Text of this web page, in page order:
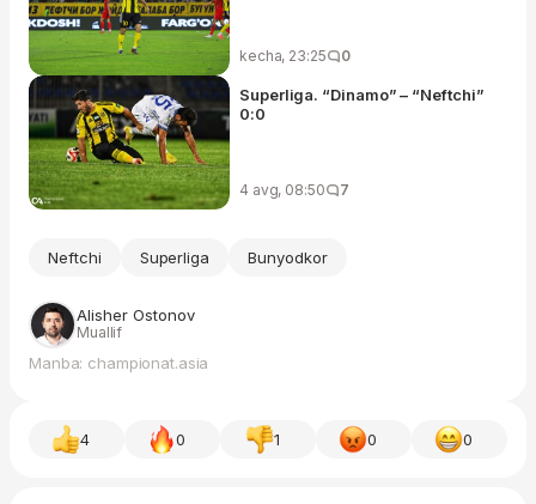
kecha, 23:25 0
Superliga. “Dinamo” – “Neftchi”
0:0
4 avg, 08:50 7
Neftchi Superliga Bunyodkor
Alisher Ostonov
Muallif
Manba: championat.asia
4 0 1 0 0